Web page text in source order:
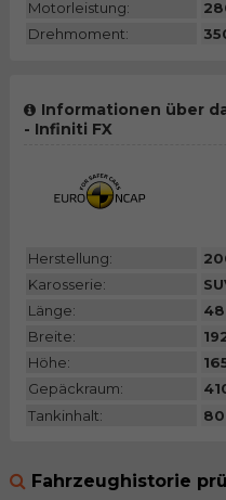
Motorleistung:
Drehmoment:
Informationen über
- Infiniti FX
Herstellung:
Karosserie:
Länge:
Breite:
Höhe:
Gepäckraum:
Tankinhalt:
80
Fahrzeughistorie